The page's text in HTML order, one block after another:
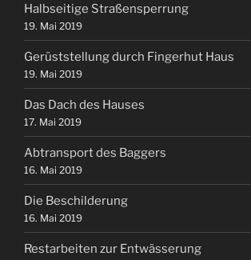
Halbseitige Straßensperrung
19. Mai 2019
Gerüststellung durch Fingerhut Haus
19. Mai 2019
Das Dach des Hauses
17. Mai 2019
Abtransport des Baggers
16. Mai 2019
Die Beschilderung
16. Mai 2019
Restarbeiten zur Entwässerung